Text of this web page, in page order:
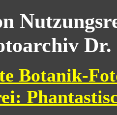
Dr.
Botanik-